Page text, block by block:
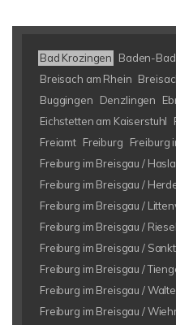
Bad Krozingen Baden-
Breisach am Rhein
Buggingen
Denzlingen
Eichstetten am Kaiserstuhl
Freiamt Freiburg
Freiburg
Freiburg im Breisgau /
Freiburg im Breisgau /
Freiburg im Breisgau /
Freiburg im Breisgau /
Freiburg im Breisgau /
Freiburg im Breisgau /
Freiburg im Breisgau /
Freiburg im Breisgau /